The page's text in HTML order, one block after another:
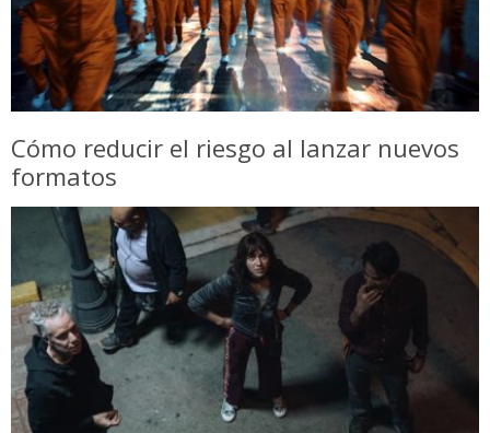
Cómo reducir el riesgo al lanzar nuevos
formatos